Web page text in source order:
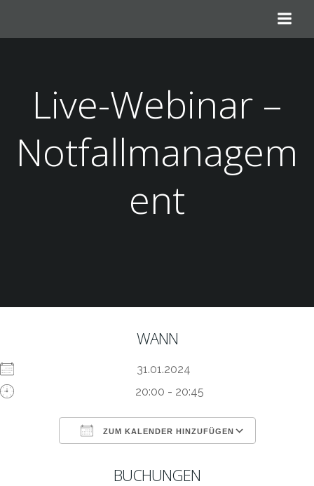
springen
Live-Webinar –
Notfallmanagem
ent
WANN
31.01.2024
20:00 - 20:45
ZUM KALENDER HINZUFÜGEN
BUCHUNGEN